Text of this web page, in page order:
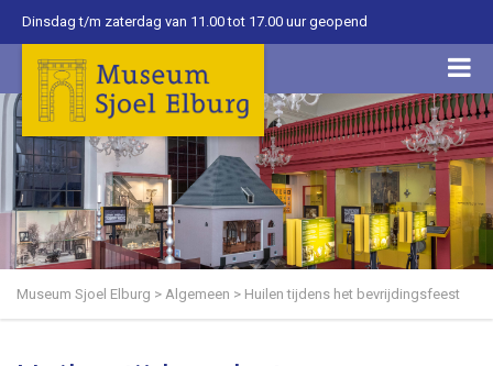
Dinsdag t/m zaterdag van 11.00 tot 17.00 uur geopend
Museum Sjoel Elburg > Algemeen > Huilen tijdens het bevrijdingsfeest